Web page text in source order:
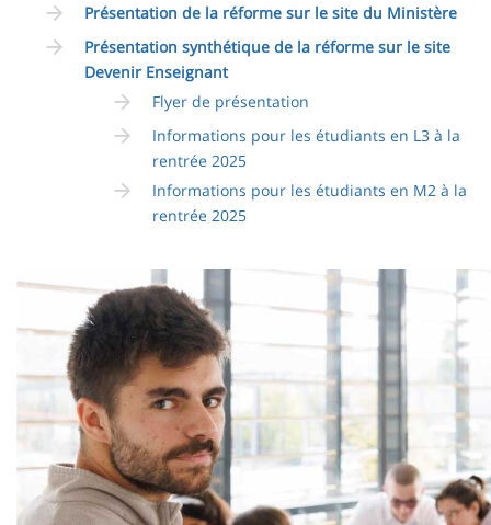
Présentation de la réforme sur le site du Ministère
Présentation synthétique de la réforme sur le site
Devenir Enseignant
Flyer de présentation
Informations pour les étudiants en L3 à la
rentrée 2025
Informations pour les étudiants en M2 à la
rentrée 2025